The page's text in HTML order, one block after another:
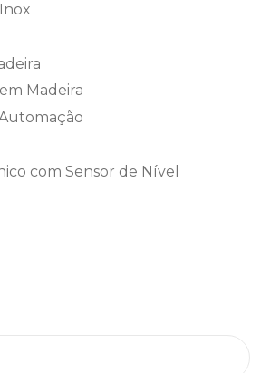
Madeira
com Sensor de Nível